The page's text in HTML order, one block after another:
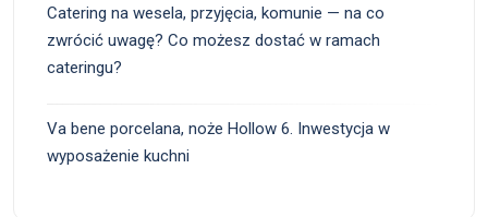
Catering na wesela, przyjęcia, komunie — na co
zwrócić uwagę? Co możesz dostać w ramach
cateringu?
Va bene porcelana, noże Hollow 6. Inwestycja w
wyposażenie kuchni